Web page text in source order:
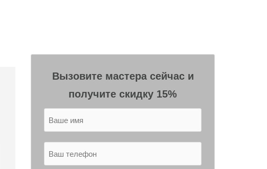
Вызовите мастера сейчас и
получите скидку 15%